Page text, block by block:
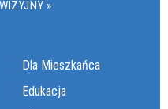
»
Dla Mieszkańca
Edukacja